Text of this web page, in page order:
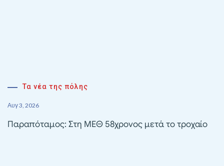
Τα νέα της πόλης
Αυγ 3, 2026
Παραπόταμος: Στη ΜΕΘ 58χρονος μετά το τροχαίο